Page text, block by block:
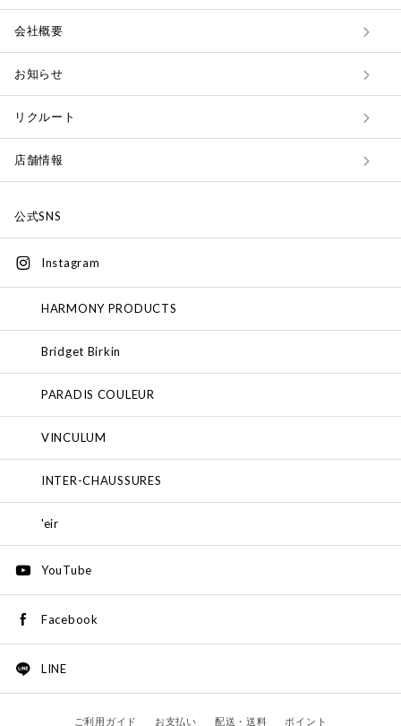
会社概要
お知らせ
リクルート
店舗情報
公式SNS
Instagram
HARMONY PRODUCTS
Bridget Birkin
PARADIS COULEUR
VINCULUM
INTER-CHAUSSURES
'eir
YouTube
Facebook
LINE
ご利用ガイド お支払い 配送・送料 ポイント